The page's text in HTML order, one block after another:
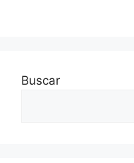
Buscar